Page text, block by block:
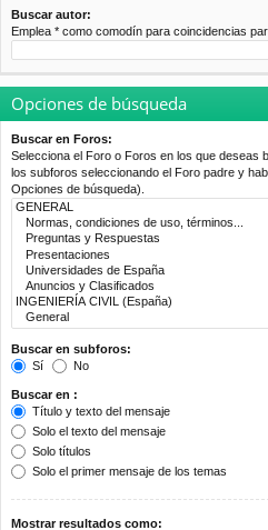
Buscar autor:
Emplea * como comodín para coincidencias
Opciones de búsqueda
Buscar en Foros:
Selecciona el Foro o Foros en los que deseas
los subforos seleccionando el Foro padre y
Opciones de búsqueda).
Buscar en subforos:
Sí
No
Buscar en :
Título y texto del mensaje
Solo el texto del mensaje
Solo títulos
Solo el primer mensaje de los temas
Mostrar resultados como: